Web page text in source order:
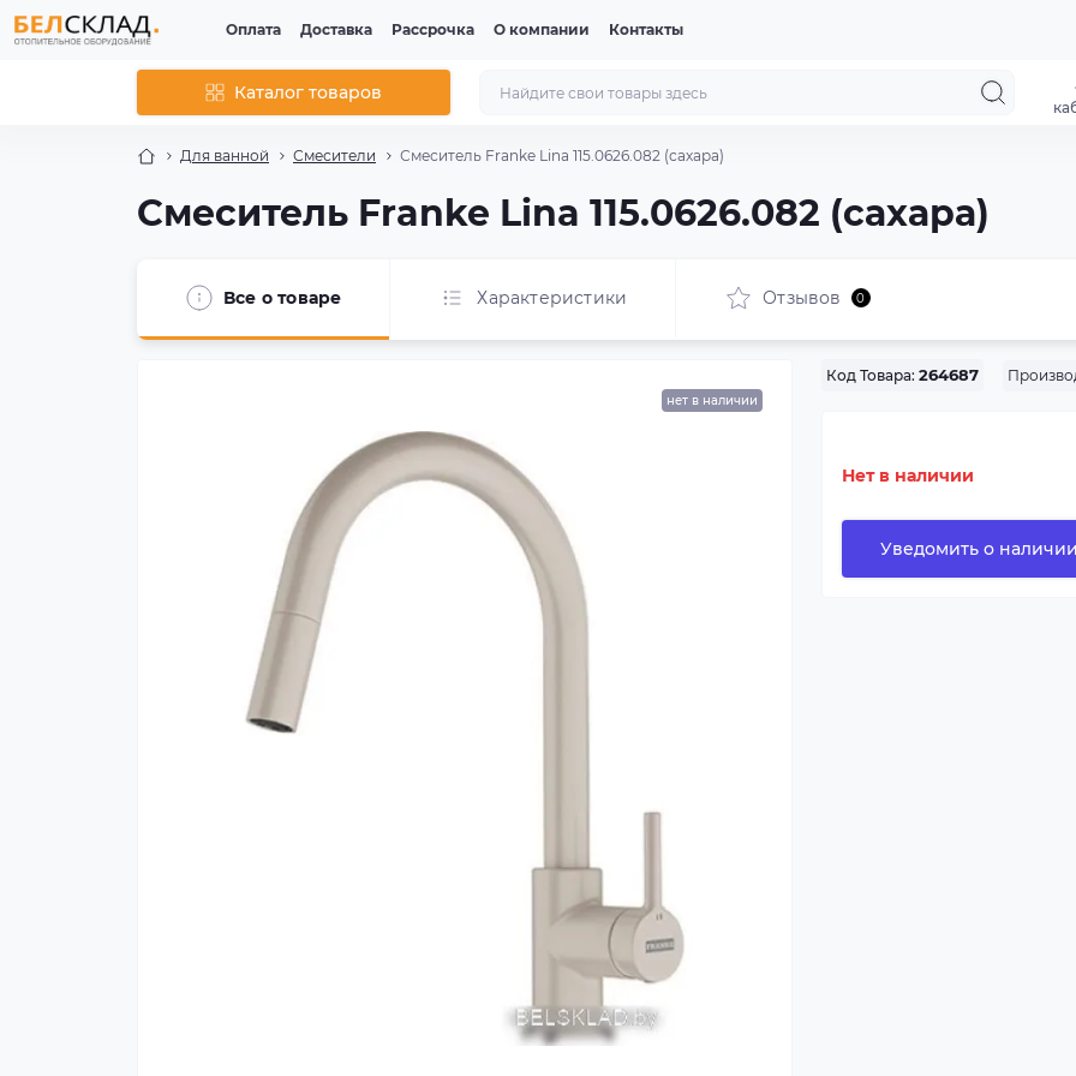
Оплата Доставка Рассрочка О компании Контакты
Каталог товаров
Для ванной Смесители Смеситель Franke Lina 115.0626.082 (сахара)
Смеситель Franke Lina 115.0626.082 (сахара)
Все о товаре Характеристики Отзывов 0
нет в наличии
Код Товара: 264687
Нет в наличии
Уведомить о